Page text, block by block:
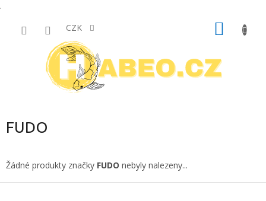
.
CZK
FUDO
Žádné produkty značky FUDO nebyly nalezeny...